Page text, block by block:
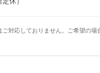
対応しておりません。ご希望の場